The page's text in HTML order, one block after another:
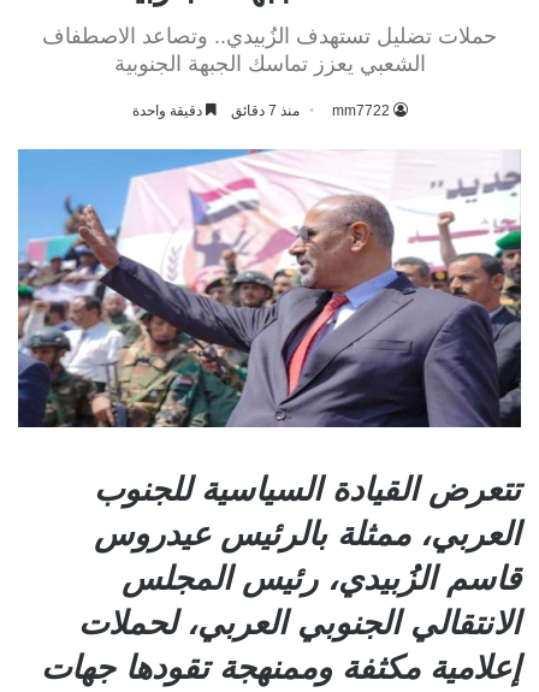
حملات تضليل تستهدف الزُبيدي.. وتصاعد الاصطفاف
الشعبي يعزز تماسك الجبهة الجنوبية
mm7722 منذ 7 دقائق دقيقة واحدة
تتعرض القيادة السياسية للجنوب
العربي، ممثلة بالرئيس عيدروس
قاسم الزُبيدي، رئيس المجلس
الانتقالي الجنوبي العربي، لحملات
إعلامية مكثفة وممنهجة تقودها جهات